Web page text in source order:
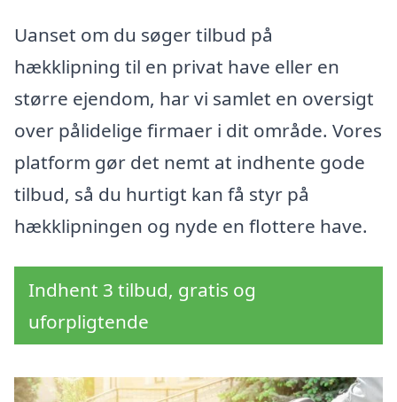
Uanset om du søger tilbud på
hækklipning til en privat have eller en
større ejendom, har vi samlet en oversigt
over pålidelige firmaer i dit område. Vores
platform gør det nemt at indhente gode
tilbud, så du hurtigt kan få styr på
hækklipningen og nyde en flottere have.
Indhent 3 tilbud, gratis og
uforpligtende